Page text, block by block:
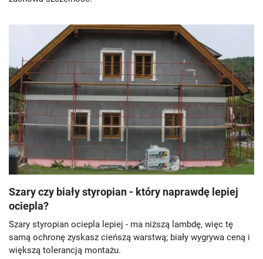
Szary czy biały styropian - który naprawdę lepiej
ociepla?
Szary styropian ociepla lepiej - ma niższą lambdę, więc tę
samą ochronę zyskasz cieńszą warstwą; biały wygrywa ceną i
większą tolerancją montażu.